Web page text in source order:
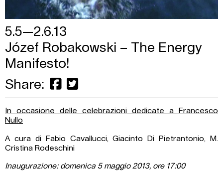
5.5—2.6.13
Józef Robakowski – The Energy
Manifesto!
Share:
In occasione delle celebrazioni dedicate a Francesco
Nullo
A cura di Fabio Cavallucci, Giacinto Di Pietrantonio, M.
Cristina Rodeschini
Inaugurazione: domenica 5 maggio 2013, ore 17:00